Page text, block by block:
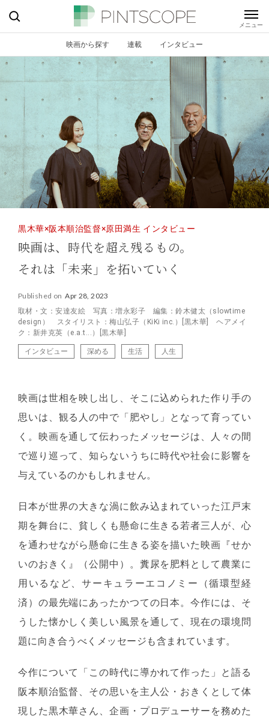
映画から探す 連載 インタビュー
黒木華×阪本順治監督×原田満生 インタビュー
映画は、時代を超え残るもの。
それは「未来」を拓いていく
Published on Apr 28, 2023
取材・文：安達友絵 写真：増永彩子 編集：鈴木健太（slowtime
design） スタイリスト：梅山弘子（KiKi inc.）[黒木華] ヘアメイ
ク：新井克英（e.a.t...）[黒木華]
インタビュー 深める 生活 人生
映画は世相を映し出し、そこに込められた作り手の
思いは、観る人の中で「肥やし」となって育ってい
く。映画を通して伝わったメッセージは、人々の間
で巡り巡って、知らないうちに時代や社会に影響を
与えているのかもしれません。
日本が世界の大きな渦に飲み込まれていった江戸末
期を舞台に、貧しくも懸命に生きる若者三人が、心
を通わせながら懸命に生きる姿を描いた映画『せか
いのおきく』（公開中）。糞尿を肥料として農業に
用いるなど、サーキュラーエコノミー（循環型経
済）の最先端にあったかつての日本。今作には、そ
うした懐かしく美しい風景を通して、現在の環境問
題に向き合うべくメッセージも含まれています。
今作について「この時代に導かれて作った」と語る
阪本順治監督、その思いを主人公・おきくとして体
現した黒木華さん、企画・プロデューサーを務めた